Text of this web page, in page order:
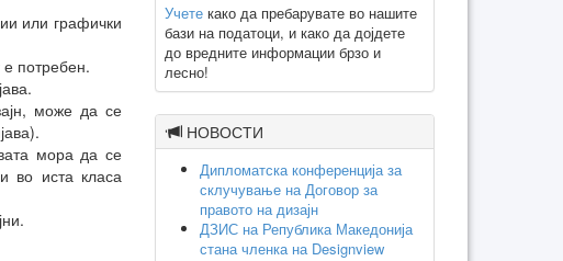
или графички
е потребен.
може да се
мора да се
во иста класа
Учете како да пребарувате во нашите
бази на податоци, и како да дојдете
до вредните информации брзо и
лесно!
НОВОСТИ
Дипломатска конференција за
склучување на Договор за
правото на дизајн
ДЗИС на Република Македонија
стана членка на Designview